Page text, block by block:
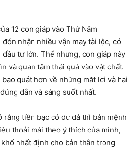
12 con giáp vào Thứ Năm
nhận nhiều vận may tài lộc, có
tư lớn. Thế nhưng, con giáp này
và quan tâm thái quá vào vật chất.
quát hơn về những mặt lợi và hại
đắn và sáng suốt nhất.
rằng tiền bạc có dư dả thì bản mệnh
thoải mái theo ý thích của mình,
nhất định cho bản thân trong